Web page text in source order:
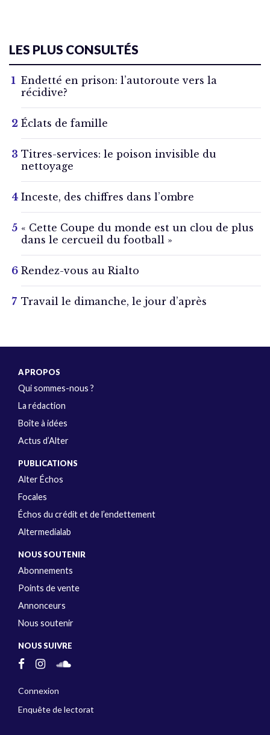
LES PLUS CONSULTÉS
Endetté en prison: l’autoroute vers la
récidive?
Éclats de famille
Titres-services: le poison invisible du
nettoyage
Inceste, des chiffres dans l’ombre
« Cette Coupe du monde est un clou de plus
dans le cercueil du football »
Rendez-vous au Rialto
Travail le dimanche, le jour d’après
A PROPOS
Qui sommes-nous ?
La rédaction
Boîte à idées
Actus d’Alter
PUBLICATIONS
Alter Échos
Focales
Échos du crédit et de l’endettement
Altermedialab
NOUS SOUTENIR
Abonnements
Points de vente
Annonceurs
Nous soutenir
NOUS SUIVRE
Connexion
Enquête de lectorat